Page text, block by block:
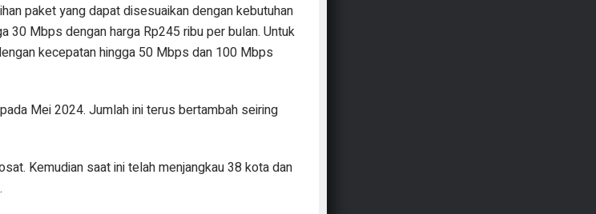
paket yang dapat disesuaikan dengan kebutuhan
30 Mbps dengan harga Rp245 ribu per bulan. Untuk
kecepatan hingga 50 Mbps dan 100 Mbps
Mei 2024. Jumlah ini terus bertambah seiring
Kemudian saat ini telah menjangkau 38 kota dan